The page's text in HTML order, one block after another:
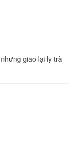
giao lại ly trà